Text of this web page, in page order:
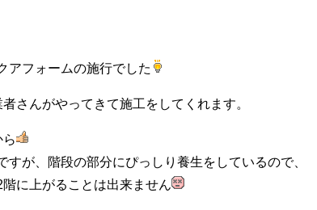
アフォームの施行でした
さんがやってきて施工をしてくれます。
すが、階段の部分にぴっしり養生をしているので、
に上がることは出来ません